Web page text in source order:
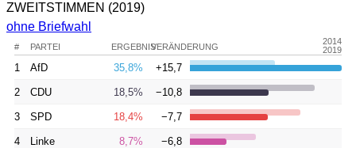
ZWEITSTIMMEN (2019)
ohne Briefwahl
# PARTEI ERGEBNISVERÄNDERUNG
2014
2019
1 AfD 35,8% +15,7
2 CDU 18,5% −10,8
3 SPD 18,4% −7,7
4 Linke 8,7% −6,8